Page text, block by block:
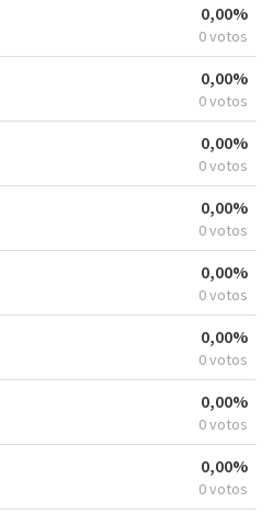
0,00%
0 votos
0,00%
0 votos
0,00%
0 votos
0,00%
0 votos
0,00%
0 votos
0,00%
0 votos
0,00%
0 votos
0,00%
0 votos